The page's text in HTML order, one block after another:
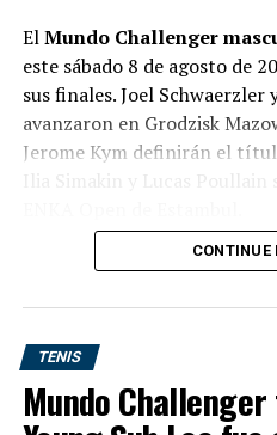
primer partido ante el
81º clasificado, en la que
participación en el primer
Third seed
the third
#AusOpen
ElMundo Challenger
este sábado 8 de agosto de
sus finales. Joel Schwaerzler
avanzaron en Grodzisk
Jerome Kym definirán el
La jornada, sin embargo,
torneo estadounidense se
sus dos encuentros.
CONTINUE
TENIS
Mundo